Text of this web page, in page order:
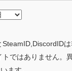
は
ではありません。